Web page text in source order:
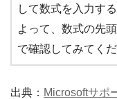
して数式を入力す
よって、数式の先
で確認してみてくだ
出典： Microsoftサポ